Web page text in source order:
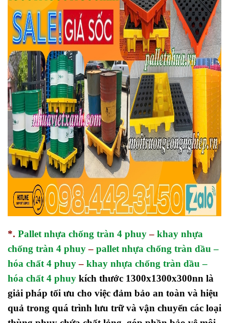
*. Pallet nhựa chống tràn 4 phuy – khay nhựa
chống tràn 4 phuy – pallet nhựa chống tràn dầu –
hóa chất 4 phuy – khay nhựa chống tràn dầu –
hóa chất 4 phuy kích thước 1300x1300x300nn là
giải pháp tối ưu cho việc đảm bảo an toàn và hiệu
quả trong quá trình lưu trữ và vận chuyển các loại